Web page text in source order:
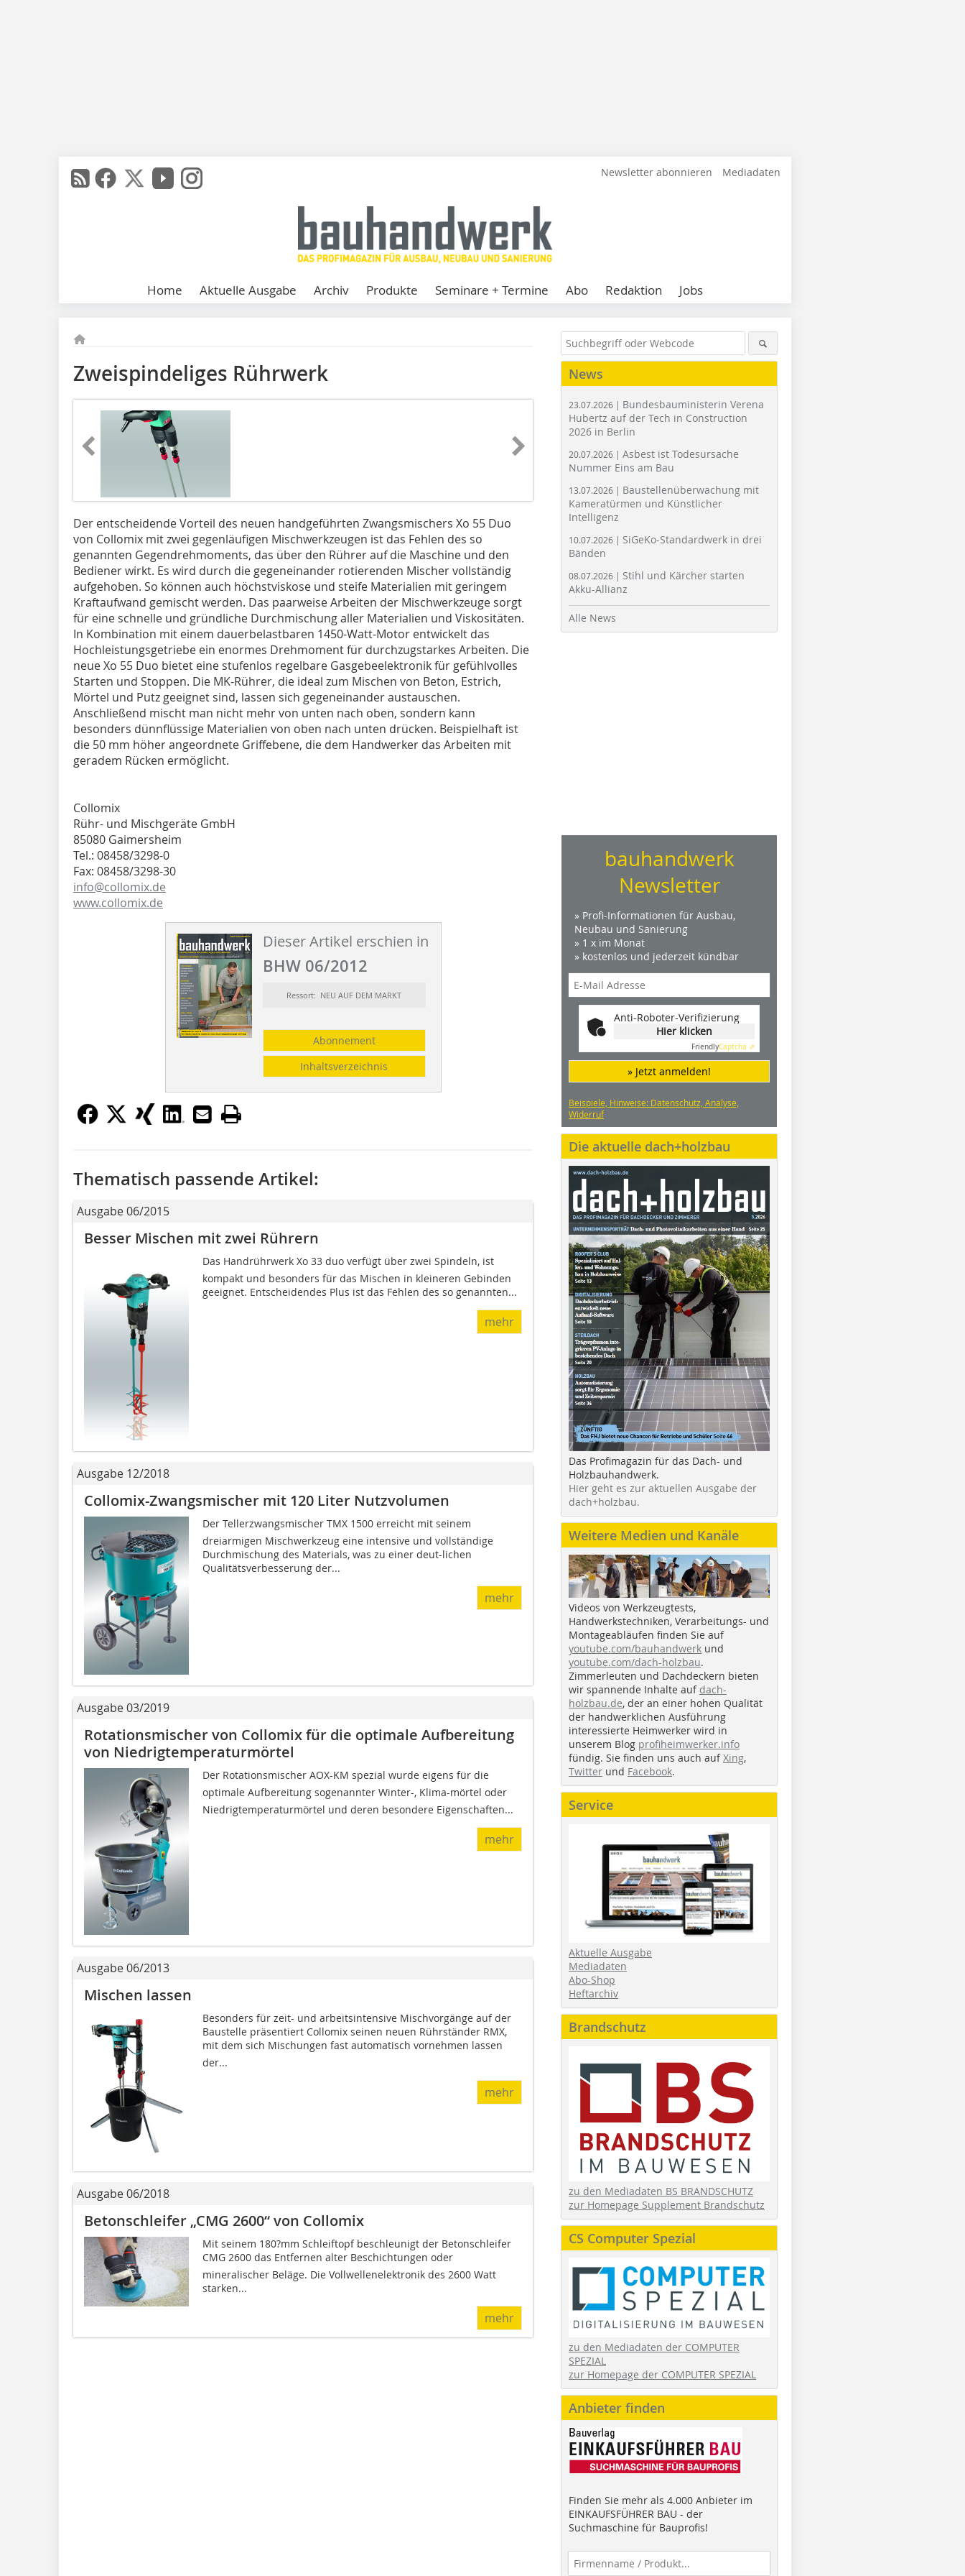
Newsletter abonnieren Mediadaten
Home Aktuelle Ausgabe Archiv Produkte Seminare + Termine Abo Redaktion Jobs
Zweispindeliges Rührwerk
Der entscheidende Vorteil des neuen handgeführten Zwangsmischers Xo 55 Duo
von Collomix mit zwei gegenläufigen Mischwerkzeugen ist das Fehlen des so
genannten Gegendrehmoments, das über den Rührer auf die Maschine und den
Bediener wirkt. Es wird durch die gegeneinander rotierenden Mischer vollständig
aufgehoben. So können auch höchstviskose und steife Materialien mit geringem
Kraftaufwand gemischt werden. Das paarweise Arbeiten der Mischwerkzeuge sorgt
für eine schnelle und gründliche Durchmischung aller Materialien und Viskositäten.
In Kombination mit einem dauerbelastbaren 1450-Watt-Motor entwickelt das
Hochleistungsgetriebe ein enormes Drehmoment für durchzugstarkes Arbeiten. Die
neue Xo 55 Duo bietet eine stufenlos regelbare Gasgebeelektronik für gefühlvolles
Starten und Stoppen. Die MK-Rührer, die ideal zum Mischen von Beton, Estrich,
Mörtel und Putz geeignet sind, lassen sich gegeneinander austauschen.
Anschließend mischt man nicht mehr von unten nach oben, sondern kann
besonders dünnflüssige Materialien von oben nach unten drücken. Beispielhaft ist
die 50 mm höher angeordnete Griffebene, die dem Handwerker das Arbeiten mit
geradem Rücken ermöglicht.
Collomix
Rühr- und Mischgeräte GmbH
85080 Gaimersheim
Tel.: 08458/3298-0
Fax: 08458/3298-30
info@collomix.de
www.collomix.de
Dieser Artikel erschien in
BHW 06/2012
Ressort: NEU AUF DEM MARKT
Abonnement
Inhaltsverzeichnis
Thematisch passende Artikel:
Ausgabe 06/2015
Besser Mischen mit zwei Rührern
Das Handrührwerk Xo 33 duo verfügt über zwei Spindeln, ist
kompakt und besonders für das Mischen in kleineren Gebinden
geeignet. Entscheidendes Plus ist das Fehlen des so genannten...
mehr
Ausgabe 12/2018
Collomix-Zwangsmischer mit 120 Liter Nutzvolumen
Der Tellerzwangsmischer TMX 1500 erreicht mit seinem
dreiarmigen Mischwerkzeug eine intensive und vollständige
Durchmischung des Materials, was zu einer deut-lichen
Qualitätsverbesserung der...
mehr
Ausgabe 03/2019
Rotationsmischer von Collomix für die optimale Aufbereitung
von Niedrigtemperaturmörtel
Der Rotationsmischer AOX-KM spezial wurde eigens für die
optimale Aufbereitung sogenannter Winter-, Klima-mörtel oder
Niedrigtemperaturmörtel und deren besondere Eigenschaften...
mehr
Ausgabe 06/2013
Mischen lassen
Besonders für zeit- und arbeitsintensive Mischvorgänge auf der
Baustelle präsentiert Collomix seinen neuen Rührständer RMX,
mit dem sich Mischungen fast automatisch vornehmen lassen 
der...
mehr
Ausgabe 06/2018
Betonschleifer „CMG 2600“ von Collomix
Mit seinem 180?mm Schleiftopf beschleunigt der Betonschleifer
CMG 2600 das Entfernen alter Beschichtungen oder
mineralischer Beläge. Die Vollwellenelektronik des 2600 Watt
starken...
mehr
News
23.07.2026 | Bundesbauministerin Verena
Hubertz auf der Tech in Construction
2026 in Berlin
20.07.2026 | Asbest ist Todesursache
Nummer Eins am Bau
13.07.2026 | Baustellenüberwachung mit
Kameratürmen und Künstlicher
Intelligenz
10.07.2026 | SiGeKo-Standardwerk in drei
Bänden
08.07.2026 | Stihl und Kärcher starten
Akku-Allianz
Alle News
bauhandwerk
Newsletter
» Profi-Informationen für Ausbau,
Neubau und Sanierung
» 1 x im Monat
» kostenlos und jederzeit kündbar
Anti-Roboter-Verifizierung
Hier klicken
FriendlyCaptcha ⇗
» Jetzt anmelden!
Beispiele, Hinweise: Datenschutz, Analyse,
Widerruf
Die aktuelle dach+holzbau
Das Profimagazin für das Dach- und
Holzbauhandwerk.
Hier geht es zur aktuellen Ausgabe der
dach+holzbau.
Weitere Medien und Kanäle
Videos von Werkzeugtests,
Handwerkstechniken, Verarbeitungs- und
Montageabläufen finden Sie auf
youtube.com/bauhandwerk und
youtube.com/dach-holzbau.
Zimmerleuten und Dachdeckern bieten
wir spannende Inhalte auf dach-
holzbau.de, der an einer hohen Qualität
der handwerklichen Ausführung
interessierte Heimwerker wird in
unserem Blog profiheimwerker.info
fündig. Sie finden uns auch aufXing,
Twitter und Facebook.
Service
Aktuelle Ausgabe
Mediadaten
Abo-Shop
Heftarchiv
Brandschutz
zu den Mediadaten BS BRANDSCHUTZ
zur Homepage Supplement Brandschutz
CS Computer Spezial
zu den Mediadaten der COMPUTER
SPEZIAL
zur Homepage der COMPUTER SPEZIAL
Anbieter finden
Finden Sie mehr als 4.000 Anbieter im
EINKAUFSFÜHRER BAU - der
Suchmaschine für Bauprofis!